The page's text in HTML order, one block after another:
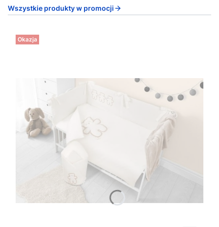
Wszystkie produkty w promocji
Okazja